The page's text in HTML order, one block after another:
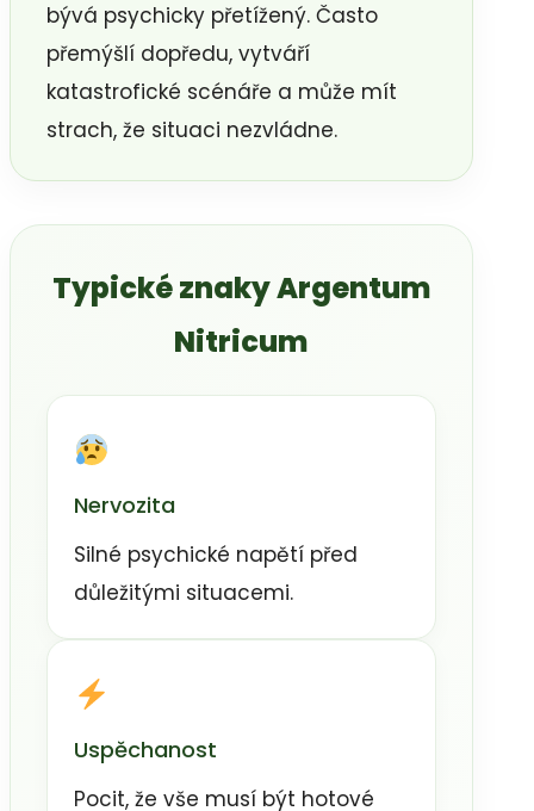
bývá psychicky přetížený. Často
přemýšlí dopředu, vytváří
katastrofické scénáře a může mít
strach, že situaci nezvládne.
Typické znaky Argentum
Nitricum
Nervozita
Silné psychické napětí před
důležitými situacemi.
Uspěchanost
Pocit, že vše musí být hotové